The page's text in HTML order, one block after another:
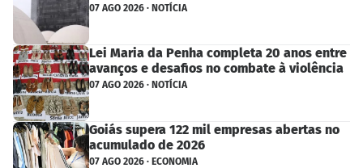
07 AGO 2026 · NOTÍCIA
Lei Maria da Penha completa 20 anos entre
avanços e desafios no combate à violência
07 AGO 2026 · NOTÍCIA
Goiás supera 122 mil empresas abertas no
acumulado de 2026
07 AGO 2026 · ECONOMIA